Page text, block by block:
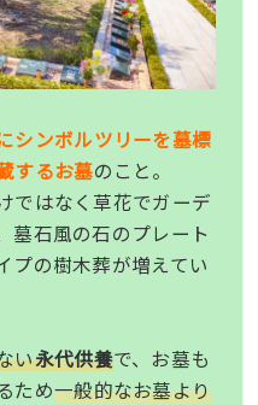
シンボルツリーを墓標
するお墓のこと。
ではなく草花でガーデ
墓石風の石のプレート
プの樹木葬が増えてい
い永代供養で、お墓も
ため一般的なお墓より